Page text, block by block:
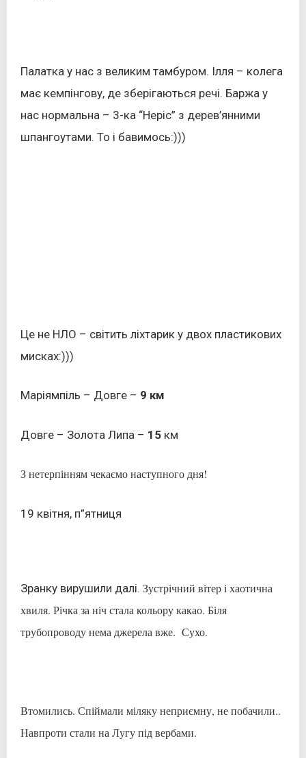
Палатка у нас з великим тамбуром. Ілля – колега
має кемпінгову, де зберігаються речі. Баржа у
нас нормальна – 3-ка “Неріс” з дерев’янними
шпангоутами. То і бавимось:)))
Це не НЛО – світить ліхтарик у двох пластикових
мисках:)))
Маріямпіль – Довге – 9 км
Довге – Золота Липа – 15 км
З нетерпінням чекаємо наступного дня!
19 квітня, п”ятниця
Зранку вирушили далі. Зустрічний вітер і хаотична
хвиля. Річка за ніч стала кольору какао. Біля
трубопроводу нема джерела вже. Сухо.
Втомились. Спіймали міляку неприємну, не побачили..
Навпроти стали на Лугу під вербами.